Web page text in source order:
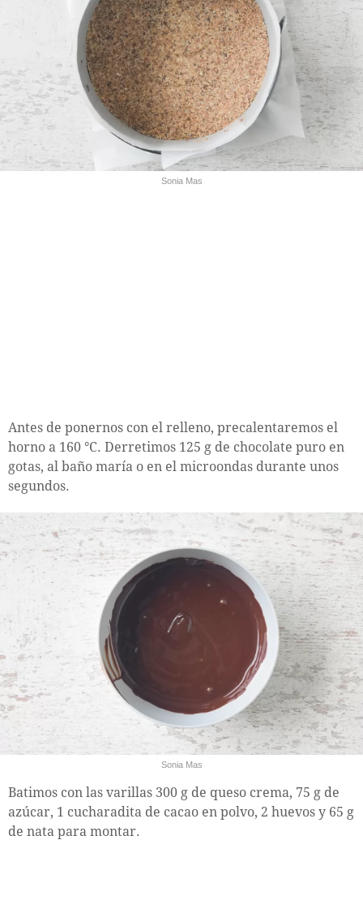
Sonia Mas
Antes de ponernos con el relleno, precalentaremos el
horno a 160 °C. Derretimos 125 g de chocolate puro en
gotas, al baño maría o en el microondas durante unos
segundos.
Sonia Mas
Batimos con las varillas 300 g de queso crema, 75 g de
azúcar, 1 cucharadita de cacao en polvo, 2 huevos y 65 g
de nata para montar.